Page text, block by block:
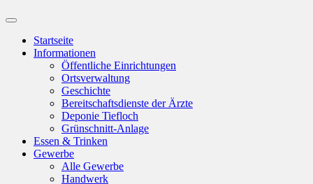
Suchfeld
ein-/ausblenden
Startseite
Informationen
Öffentliche Einrichtungen
Ortsverwaltung
Geschichte
Bereitschaftsdienste der Ärzte
Deponie Tiefloch
Grünschnitt-Anlage
Essen & Trinken
Gewerbe
Alle Gewerbe
Handwerk